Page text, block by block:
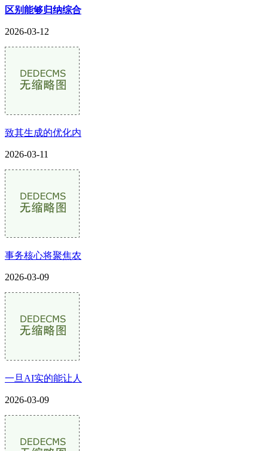
区别能够归纳综合
2026-03-12
致其生成的优化内
2026-03-11
事务核心将聚焦农
2026-03-09
一旦AI实的能让人
2026-03-09